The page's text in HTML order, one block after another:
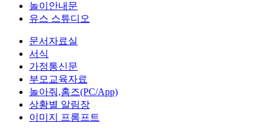
놀이안내문
유스 스튜디오
문서자료실
서식
가정통신문
부모교육자료
놀아줘,홈즈(PC/App)
상황별 알림장
이미지 프롬프트